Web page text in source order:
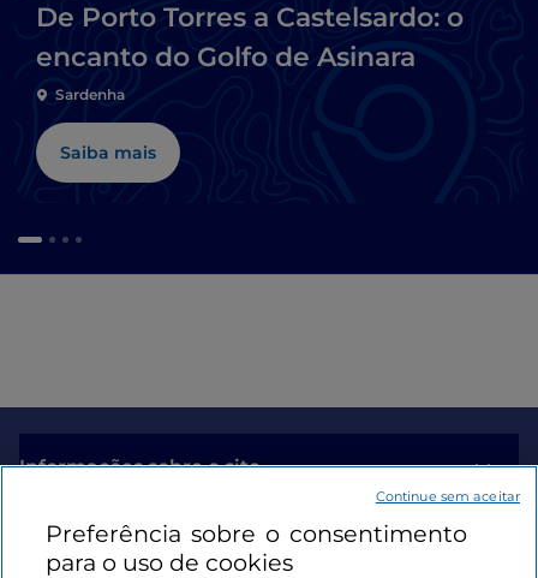
De Porto Torres a Castelsardo: o
encanto do Golfo de Asinara
Sardenha
Saiba mais
Informações sobre o site
Ligações úteis
Preferência sobre o consentimento
para o uso de cookies
Continue sem aceitar